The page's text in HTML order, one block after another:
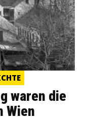
waren die
Wien